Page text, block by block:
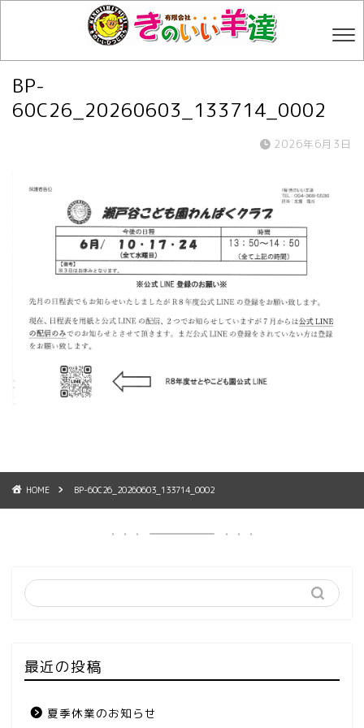
BP-
60C26_20260603_133714_0002
2026年6月3日
HOME BP-60C26_20260603_133714_0002
最近の投稿
夏季休業のお知らせ